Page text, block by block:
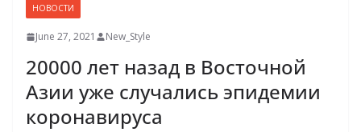
НОВОСТИ
June 27, 2021 New_Style
20000 лет назад в Восточной
Азии уже случались эпидемии
коронавируса